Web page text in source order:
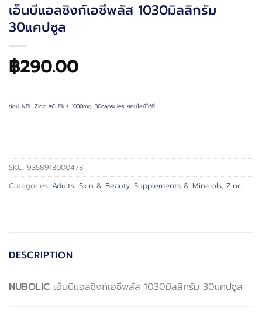
เอ็นบีแอลซิงก์เอซีพลัส 1030มิลลิกรัม
30แคปซูล
฿290.00
ช้อป NBL Zinc AC Plus 1030mg. 30capsules ออนไลน์ได้ที่…
SKU: 9358913000473
Categories: Adults, Skin & Beauty, Supplements & Minerals, Zinc
DESCRIPTION
NUBOLIC เอ็นบีแอลซิงก์เอซีพลัส 1030มิลลิกรัม 30แคปซูล